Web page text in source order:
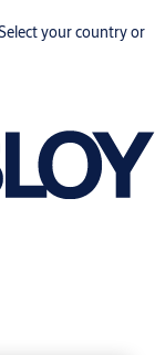
your country or